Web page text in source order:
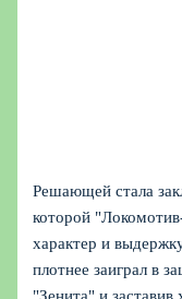
Решающей стала
которой
характер и
плотнее заиграл в